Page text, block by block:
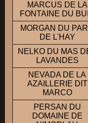
MARCUS DE LA
FONTAINE DU
MORGAN DU
DE L'HAY
NELKO DU MAS
LAVANDES
NEVADA DE LA
AZAILLERIE DIT
MARCO
PERSAN DU
DOMAINE DE